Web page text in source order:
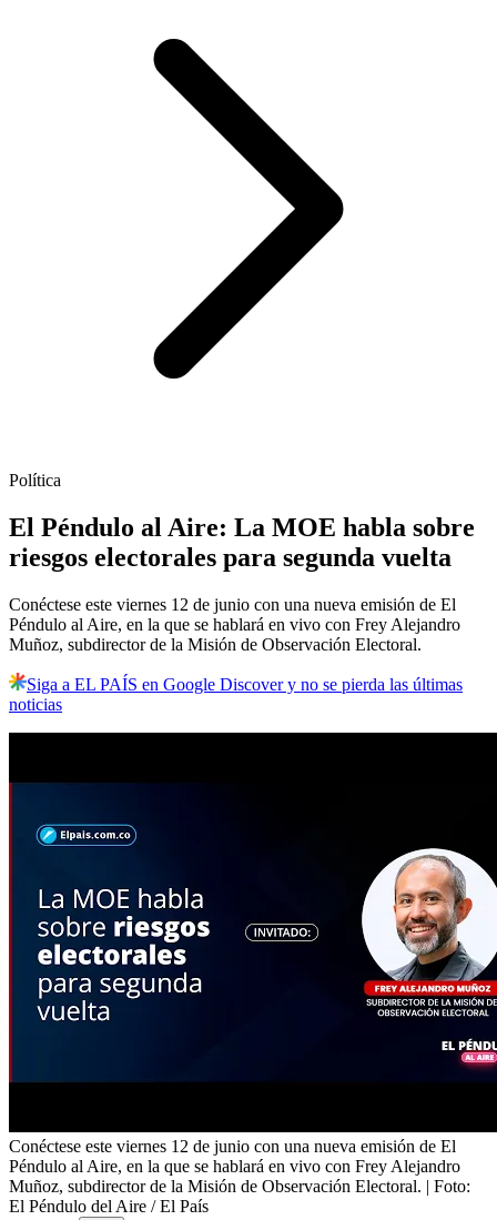
Política
El Péndulo al Aire: La MOE habla sobre
riesgos electorales para segunda vuelta
Conéctese este viernes 12 de junio con una nueva emisión de El
Péndulo al Aire, en la que se hablará en vivo con Frey Alejandro
Muñoz, subdirector de la Misión de Observación Electoral.
Siga a EL PAÍS en Google Discover y no se pierda las últimas
noticias
Conéctese este viernes 12 de junio con una nueva emisión de El
Péndulo al Aire, en la que se hablará en vivo con Frey Alejandro
Muñoz, subdirector de la Misión de Observación Electoral. | Foto:
El Péndulo del Aire / El País